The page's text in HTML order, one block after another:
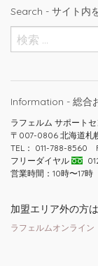
Search - サイト内
Information - 総合
ラフェルム サポート
〒007-0806 北海道札
TEL： 011-788-8560
フリーダイヤル
営業時間：10時〜17
加盟エリア外の方
ラフェルムオンライン